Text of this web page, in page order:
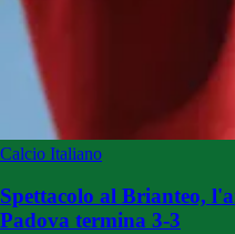
Calcio Italiano
Spettacolo al Brianteo,
Padova termina 3-3